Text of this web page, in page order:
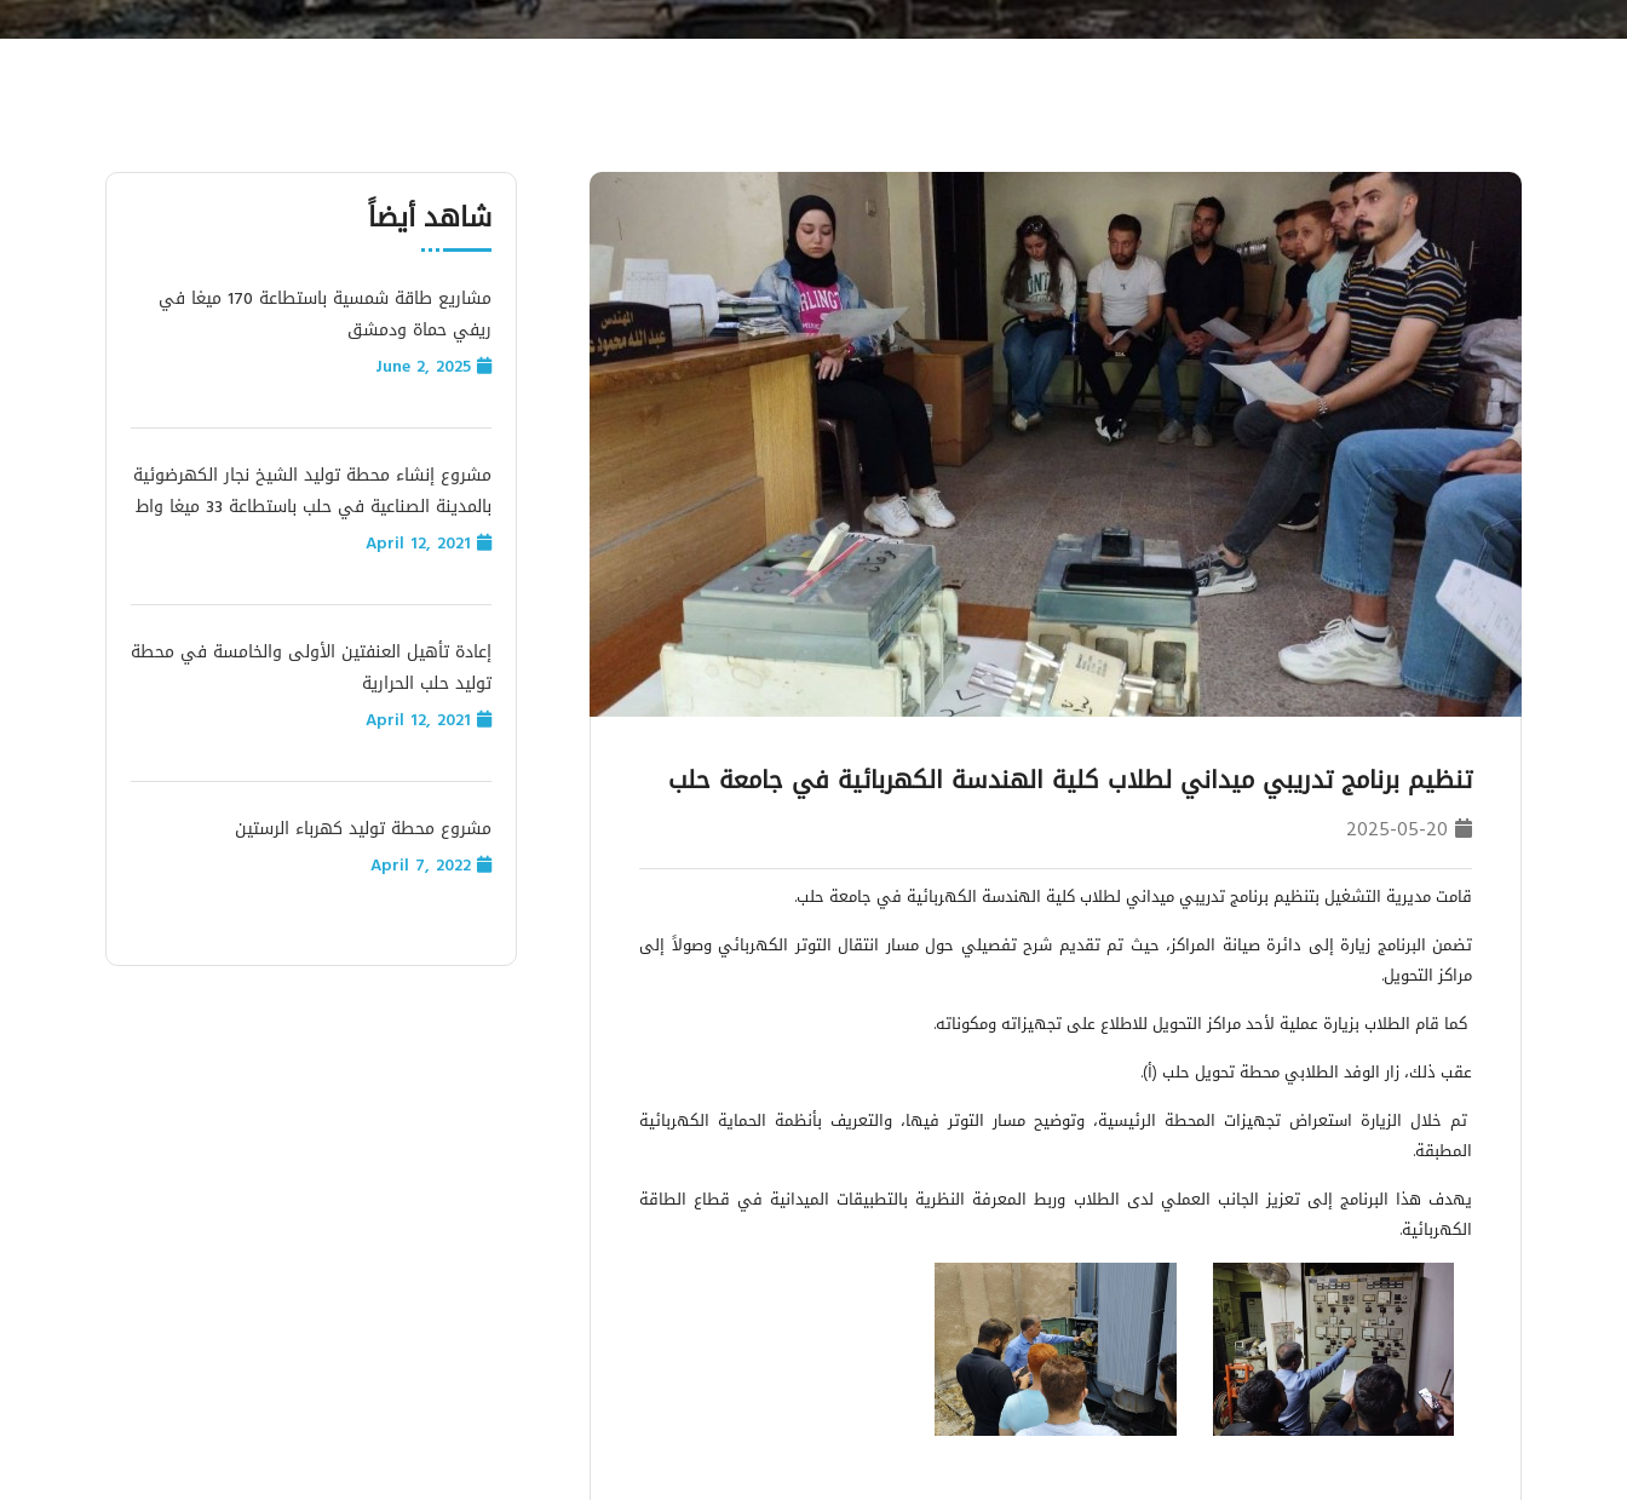
تنظيم برنامج تدريبي ميداني لطلاب كلية الهندسة الكهربائية في جامعة حلب
2025-05-20
قامت مديرية التشغيل بتنظيم برنامج تدريبي ميداني لطلاب كلية الهندسة الكهربائية في جامعة حلب.
تضمن البرنامج زيارة إلى دائرة صيانة المراكز، حيث تم تقديم شرح تفصيلي حول مسار انتقال التوتر الكهربائي وصولاً إلى
مراكز التحويل.
كما قام الطلاب بزيارة عملية لأحد مراكز التحويل للاطلاع على تجهيزاته ومكوناته.
عقب ذلك، زار الوفد الطلابي محطة تحويل حلب (أ).
تم خلال الزيارة استعراض تجهيزات المحطة الرئيسية، وتوضيح مسار التوتر فيها، والتعريف بأنظمة الحماية الكهربائية
المطبقة.
يهدف هذا البرنامج إلى تعزيز الجانب العملي لدى الطلاب وربط المعرفة النظرية بالتطبيقات الميدانية في قطاع الطاقة
الكهربائية.
شاهد أيضاً
مشاريع طاقة شمسية باستطاعة 170 ميغا في
ريفي حماة ودمشق
مشروع إنشاء محطة توليد الشيخ نجار الكهرضوئية
بالمدينة الصناعية في حلب باستطاعة 33 ميغا واط
إعادة تأهيل العنفتين الأولى والخامسة في محطة
توليد حلب الحرارية
مشروع محطة توليد كهرباء الرستين